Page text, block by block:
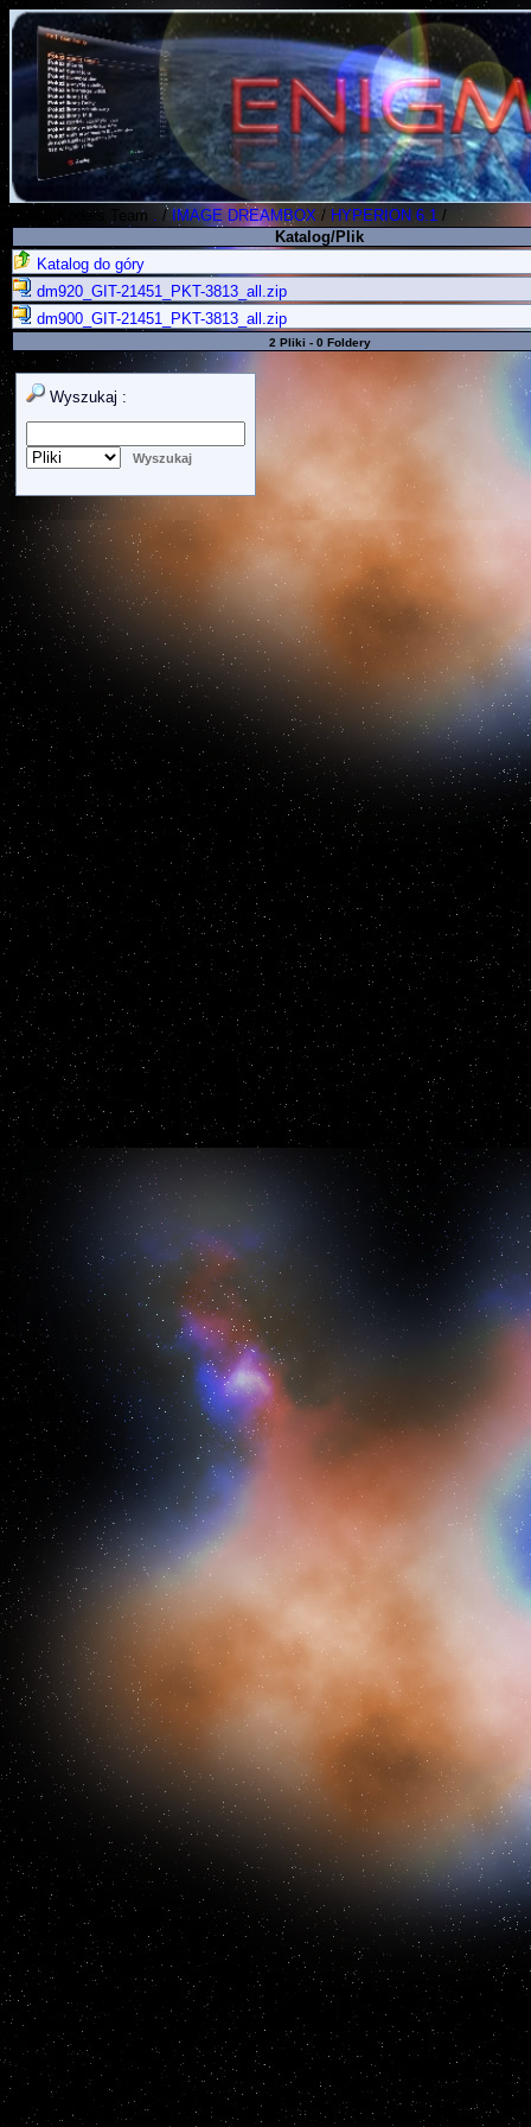
Polish Koders Team /IMAGE DREAMBOX/ HYPERION 6.1 /
Katalog/Plik
Katalog do góry
dm920_GIT-21451_PKT-3813_all.zip
dm900_GIT-21451_PKT-3813_all.zip
2 Pliki - 0 Foldery
Wyszukaj :